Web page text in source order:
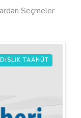
Seçmeler
TAAHÜT